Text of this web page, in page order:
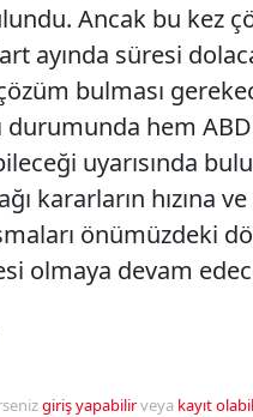
Ancak bu kez
ayında süresi
bulması
durumunda hem
uyarısında
kararların hızına
önümüzdeki
olmaya devam
giriş yapabilirveya kayıt